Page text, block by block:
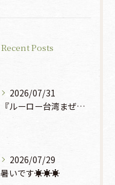
Recent Posts
2026/07/31
『ルーロー台湾まぜそば』930円🍜🫧
2026/07/29
暑いです☀️☀️☀️